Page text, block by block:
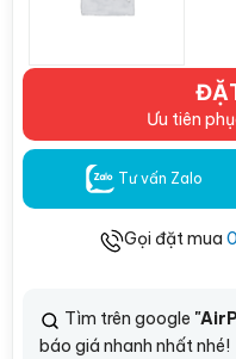
Ưu tiên
Tư vấn Zalo
Gọi đặt mua
Tìm trên google
báo giá nhanh nhất nhé!